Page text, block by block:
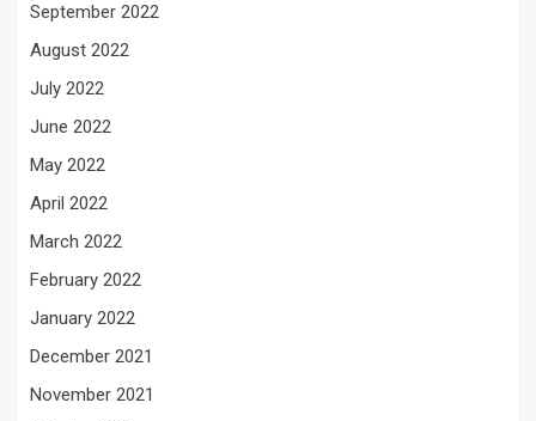
September 2022
August 2022
July 2022
June 2022
May 2022
April 2022
March 2022
February 2022
January 2022
December 2021
November 2021